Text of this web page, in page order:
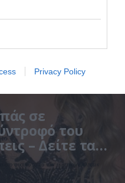
Privacy Policy
σε
του
– Δείτε τα
στο φυσικό τοπίο των ελβετικών Άλπεων